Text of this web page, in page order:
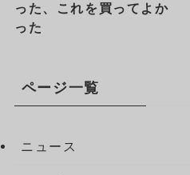
った、これを買ってよか
った
ページ一覧
ニュース